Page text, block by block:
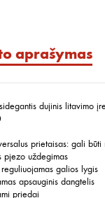
aprašymas
dujinis litavimo
prietaisas: gali
pjezo uždegimas
galios lygis
apsauginis dangtelis
priedai